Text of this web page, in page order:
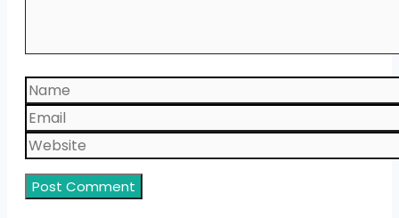
Name
Email
Website